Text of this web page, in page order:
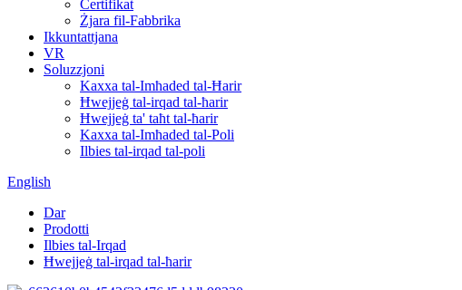
Ċertifikat
Żjara fil-Fabbrika
Ikkuntattjana
VR
Soluzzjoni
Kaxxa tal-Imħaded tal-Ħarir
Ħwejjeġ tal-irqad tal-ħarir
Ħwejjeġ ta' taħt tal-ħarir
Kaxxa tal-Imħaded tal-Poli
Ilbies tal-irqad tal-poli
English
Dar
Prodotti
Ilbies tal-Irqad
Ħwejjeġ tal-irqad tal-ħarir